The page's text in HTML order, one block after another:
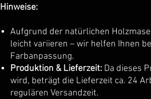
Hinweise:
Aufgrund der natürlichen
leicht variieren – wir helfen Ihnen
Farbanpassung.
Produktion & Lieferzeit: Da dieses
wird, beträgt die Lieferzeit ca. 24
regulären Versandzeit.